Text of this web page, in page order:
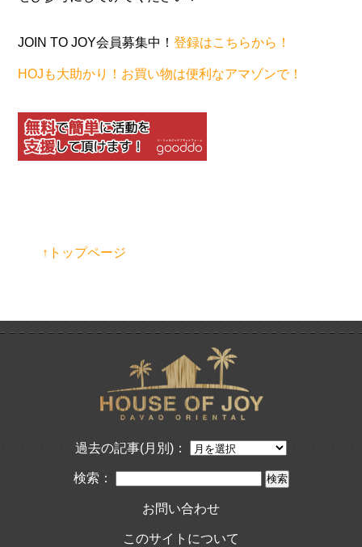
JOIN TO JOY会員募集中！登録はこちらから！
HOJも大助かり！お買い物は便利なアマゾンで！
↑トップページ
過去の記事(月別)：
検索：
お問い合わせ
このサイトについて